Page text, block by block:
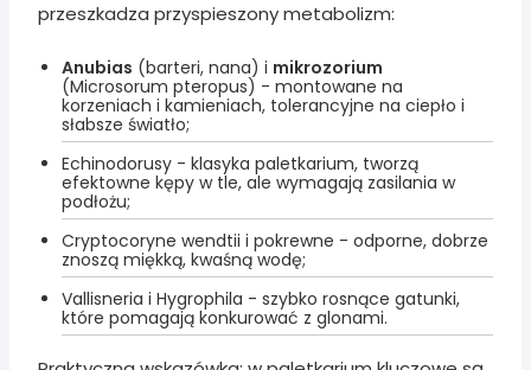
przeszkadza przyspieszony metabolizm:
Anubias (barteri, nana) i mikrozorium
(Microsorum pteropus) - montowane na
korzeniach i kamieniach, tolerancyjne na ciepło i
słabsze światło;
Echinodorusy - klasyka paletkarium, tworzą
efektowne kępy w tle, ale wymagają zasilania w
podłożu;
Cryptocoryne wendtii i pokrewne - odporne, dobrze
znoszą miękką, kwaśną wodę;
Vallisneria i Hygrophila - szybko rosnące gatunki,
które pomagają konkurować z glonami.